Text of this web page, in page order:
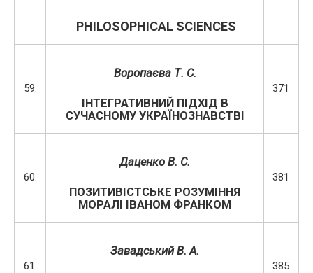
PHILOSOPHICAL SCIENCES
59.
Воропаєва Т. С.
ІНТЕГРАТИВНИЙ ПІДХІД В
СУЧАСНОМУ УКРАЇНОЗНАВСТВІ
371
60.
Даценко В. С.
ПОЗИТИВІСТСЬКЕ РОЗУМІННЯ
МОРАЛІ ІВАНОМ ФРАНКОМ
381
61.
Завадський В. А.
385